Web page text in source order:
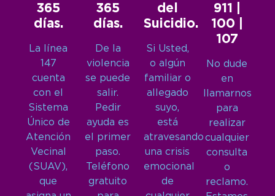
365
días.
La línea
147
cuenta
con el
Sistema
Único de
Atención
Vecinal
(SUAV),
que
365
días.
De la
violencia
se puede
salir.
Pedir
ayuda es
el primer
paso.
Teléfono
gratuito
del
Suicidio.
Si Usted,
o algún
familiar o
allegado
suyo,
está
atravesando
una crisis
emocional
de
911 |
100 |
107
No dude
en
llamarnos
para
realizar
cualquier
consulta
o
reclamo.